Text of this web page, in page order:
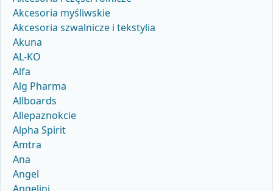
Akcesoria myśliwskie
Akcesoria szwalnicze i tekstylia
Akuna
AL-KO
Alfa
Alg Pharma
Allboards
Allepaznokcie
Alpha Spirit
Amtra
Ana
Angel